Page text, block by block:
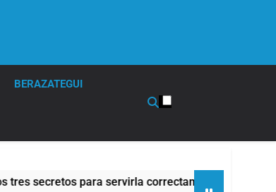
BERAZATEGUI
para servirla correctamente